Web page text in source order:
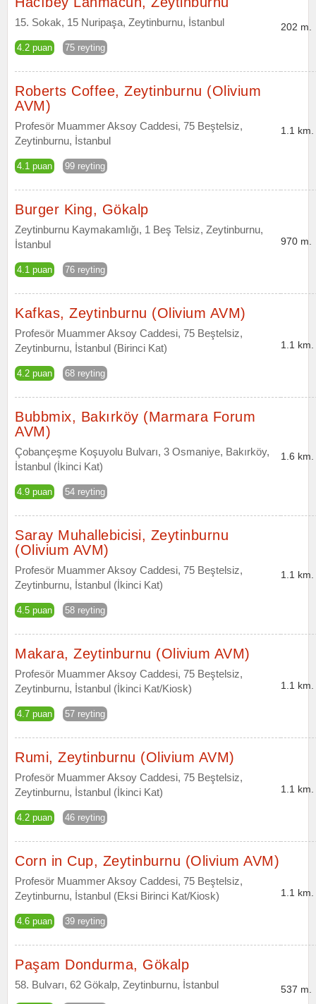
15. Sokak, 15 Nuripaşa, Zeytinburnu, İstanbul
4.2 puan 75 reyting
202 m.
Roberts Coffee, Zeytinburnu (Olivium
AVM)
Profesör Muammer Aksoy Caddesi, 75 Beştelsiz,
Zeytinburnu, İstanbul
4.1 puan 99 reyting
1.1 km.
Burger King, Gökalp
Zeytinburnu Kaymakamlığı, 1 Beş Telsiz, Zeytinburnu,
İstanbul
4.1 puan 76 reyting
970 m.
Kafkas, Zeytinburnu (Olivium AVM)
Profesör Muammer Aksoy Caddesi, 75 Beştelsiz,
Zeytinburnu, İstanbul (Birinci Kat)
4.2 puan 68 reyting
1.1 km.
Bubbmix, Bakırköy (Marmara Forum
AVM)
Çobançeşme Koşuyolu Bulvarı, 3 Osmaniye, Bakırköy,
İstanbul (İkinci Kat)
4.9 puan 54 reyting
1.6 km.
Saray Muhallebicisi, Zeytinburnu
(Olivium AVM)
Profesör Muammer Aksoy Caddesi, 75 Beştelsiz,
Zeytinburnu, İstanbul (İkinci Kat)
4.5 puan 58 reyting
1.1 km.
Makara, Zeytinburnu (Olivium AVM)
Profesör Muammer Aksoy Caddesi, 75 Beştelsiz,
Zeytinburnu, İstanbul (İkinci Kat/Kiosk)
4.7 puan 57 reyting
1.1 km.
Rumi, Zeytinburnu (Olivium AVM)
Profesör Muammer Aksoy Caddesi, 75 Beştelsiz,
Zeytinburnu, İstanbul (İkinci Kat)
4.2 puan 46 reyting
1.1 km.
Corn in Cup, Zeytinburnu (Olivium AVM)
Profesör Muammer Aksoy Caddesi, 75 Beştelsiz,
Zeytinburnu, İstanbul (Eksi Birinci Kat/Kiosk)
4.6 puan 39 reyting
1.1 km.
Paşam Dondurma, Gökalp
58. Bulvarı, 62 Gökalp, Zeytinburnu, İstanbul 537 m.